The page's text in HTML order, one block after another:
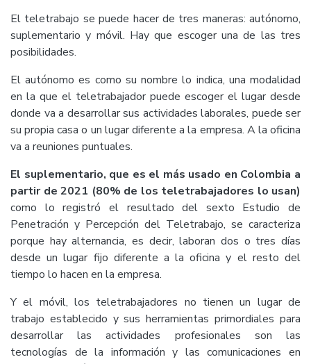
El teletrabajo se puede hacer de tres maneras: autónomo,
suplementario y móvil. Hay que escoger una de las tres
posibilidades.
El autónomo es como su nombre lo indica, una modalidad
en la que el teletrabajador puede escoger el lugar desde
donde va a desarrollar sus actividades laborales, puede ser
su propia casa o un lugar diferente a la empresa. A la oficina
va a reuniones puntuales.
El suplementario, que es el más usado en Colombia a
partir de 2021 (80% de los teletrabajadores lo usan)
como lo registró el resultado del sexto Estudio de
Penetración y Percepción del Teletrabajo, se caracteriza
porque hay alternancia, es decir, laboran dos o tres días
desde un lugar fijo diferente a la oficina y el resto del
tiempo lo hacen en la empresa.
Y el móvil, los teletrabajadores no tienen un lugar de
trabajo establecido y sus herramientas primordiales para
desarrollar las actividades profesionales son las
tecnologías de la información y las comunicaciones en